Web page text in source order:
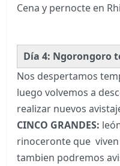
Cena y pernocte en
Día 4: Ngorongoro
Nos despertamos
luego volvemos a
realizar nuevos
CINCO GRANDES:
rinoceronte que
tambien podremos